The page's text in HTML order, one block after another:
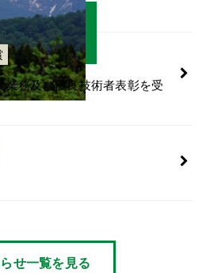
細はこちら
細はこちら
業務及び優良技術者表彰を受
せ一覧を見る